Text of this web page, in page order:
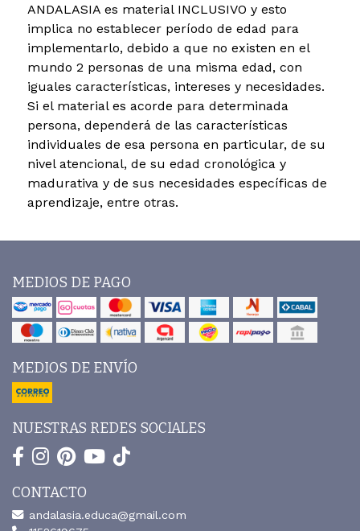
ANDALASIA es material INCLUSIVO y esto
implica no establecer período de edad para
implementarlo, debido a que no existen en el
mundo 2 personas de una misma edad, con
iguales características, intereses y necesidades.
Si el material es acorde para determinada
persona, dependerá de las características
individuales de esa persona en particular, de su
nivel atencional, de su edad cronológica y
madurativa y de sus necesidades específicas de
aprendizaje, entre otras.
MEDIOS DE PAGO
MEDIOS DE ENVÍO
NUESTRAS REDES SOCIALES
CONTACTO
andalasia.educa@gmail.com